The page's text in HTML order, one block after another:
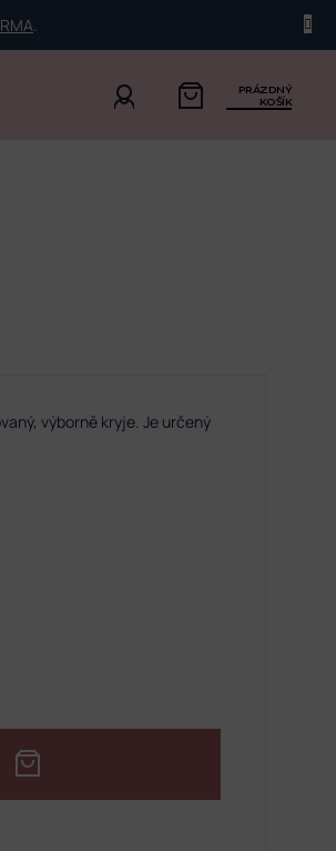
.
PRÁZDNÝ
KOŠÍK
výborně kryje. Je určený